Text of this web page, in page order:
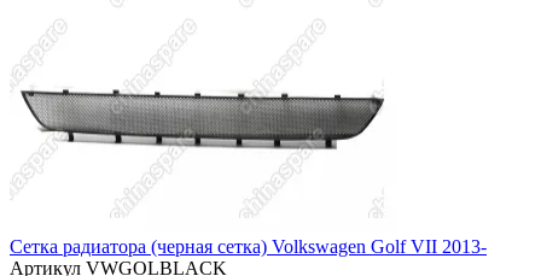
Сетка радиатора (черная сетка) Volkswagen Golf VII 2013-
Артикул VWGOLBLACK